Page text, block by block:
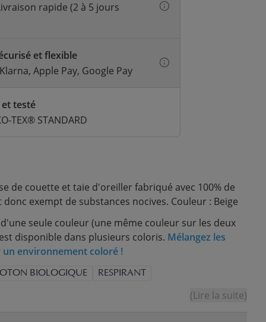
rapide (2 à 5 jours
et flexible
Apple Pay, Google Pay
testé
TEX® STANDARD
de couette et taie d'oreiller fabriqué avec 100% de
exempt de substances nocives. Couleur : Beige
seule couleur (une même couleur sur les deux
disponible dans plusieurs coloris. Mélangez les
environnement coloré !
BIOLOGIQUE RESPIRANT
(Lire la suite)